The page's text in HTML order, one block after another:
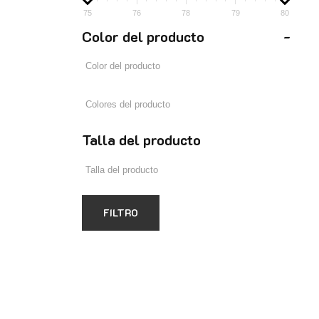
75 76 78 79 80
Color del producto -
Talla del producto
FILTRO